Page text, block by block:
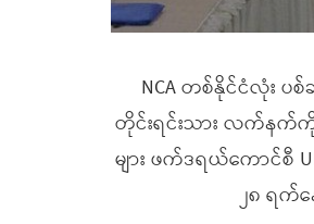
NCA တစ်နိုင်ငံလုံး
တိုင်းရင်းသား လက်နက်ကို
များ ဖက်ဒရယ်ကောင်
၂၈ ရက်